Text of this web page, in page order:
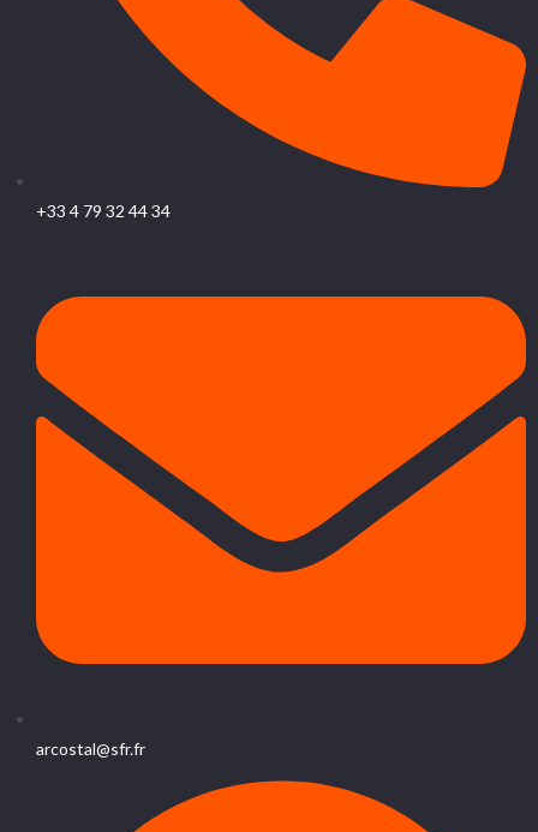
+33 4 79 32 44 34
arcostal@sfr.fr